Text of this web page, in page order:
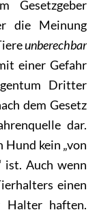
Gesetzgeber
die Meinung
unberechbar
einer Gefahr
Dritter
dem Gesetz
dar.
Hund kein „von
ist. Auch wenn
einen
Halter haften.